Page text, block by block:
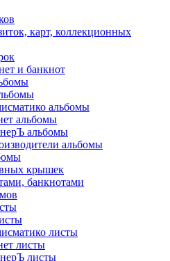
карт, коллекционных
и банкнот
альбомы
альбомы
альбомы
альбомы
крышек
банкнотами
листы
листы
листы